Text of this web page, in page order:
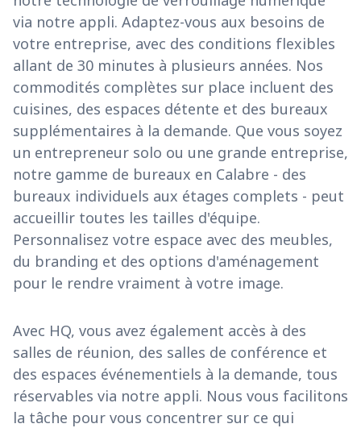
via notre appli. Adaptez-vous aux besoins de
votre entreprise, avec des conditions flexibles
allant de 30 minutes à plusieurs années. Nos
commodités complètes sur place incluent des
cuisines, des espaces détente et des bureaux
supplémentaires à la demande. Que vous soyez
un entrepreneur solo ou une grande entreprise,
notre gamme de bureaux en Calabre - des
bureaux individuels aux étages complets - peut
accueillir toutes les tailles d'équipe.
Personnalisez votre espace avec des meubles,
du branding et des options d'aménagement
pour le rendre vraiment à votre image.
Avec HQ, vous avez également accès à des
salles de réunion, des salles de conférence et
des espaces événementiels à la demande, tous
réservables via notre appli. Nous vous facilitons
la tâche pour vous concentrer sur ce qui